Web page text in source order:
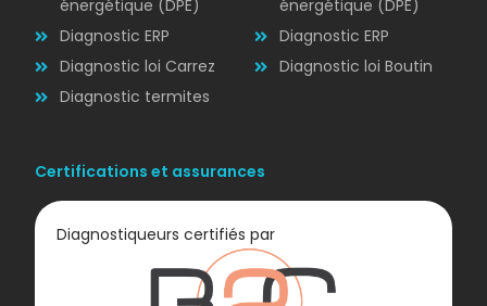
énergétique (DPE)
Diagnostic ERP
Diagnostic loi Carrez
Diagnostic termites
énergétique (DPE)
Diagnostic ERP
Diagnostic loi Boutin
Certifications et assurances
Diagnostiqueurs certifiés par